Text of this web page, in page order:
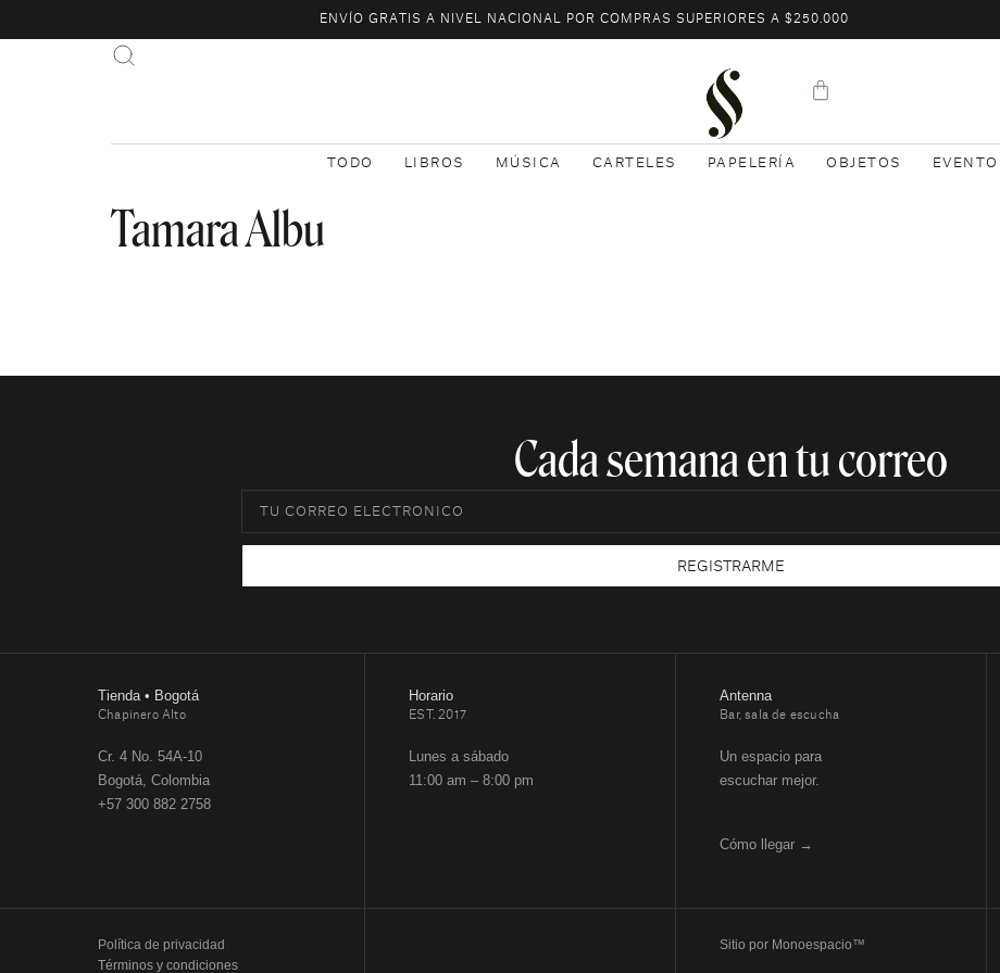
ENVÍO GRATIS A NIVEL NACIONAL POR COMPRAS SUPERIORES A $250.000
TODO LIBROS MÚSICA CARTELES PAPELERÍA OBJETOS
Tamara Albu
Cada semana en tu correo​
REGISTRARME
Tienda • Bogotá
Chapinero Alto
Cr. 4 No. 54A-10
Bogotá, Colombia
+57 300 882 2758
Horario
EST. 2017
Lunes a sábado
11:00 am – 8:00 pm
Antenna
Bar, sala de escucha
Un espacio para
escuchar mejor.
Cómo llegar →
Política de privacidad
Términos y condiciones
Sitio por Monoespacio™